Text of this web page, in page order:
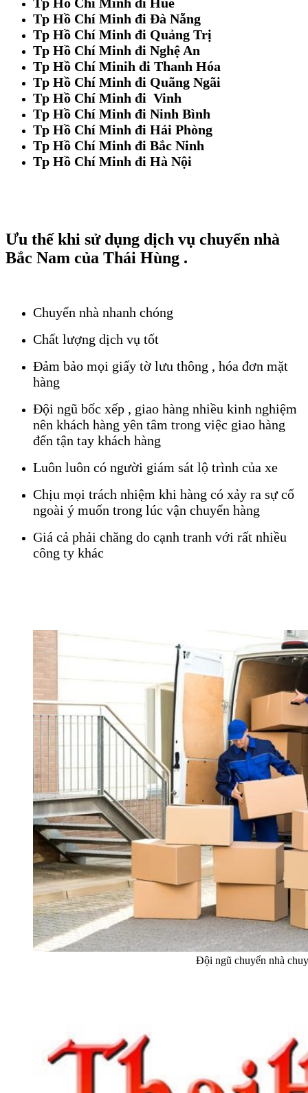
Tp Hồ Chí Minh đi Đà Nẵng
Tp Hồ Chí Minh đi Quảng Trị
Tp Hồ Chí Minh đi Nghệ An
Tp Hồ Chí Minih đi Thanh Hóa
Tp Hồ Chí Minh đi Quãng Ngãi
Tp Hồ Chí Minh đi Vinh
Tp Hồ Chí Minh đi Ninh Bình
Tp Hồ Chí Minh đi Hải Phòng
Tp Hồ Chí Minh đi Bắc Ninh
Tp Hồ Chí Minh đi Hà Nội
Ưu thế khi sử dụng dịch vụ chuyển nhà
Bắc Nam của Thái Hùng .
Chuyển nhà nhanh chóng
Chất lượng dịch vụ tốt
Đảm bảo mọi giấy tờ lưu thông , hóa đơn mặt
hàng
Đội ngũ bốc xếp , giao hàng nhiều kinh nghiệm
nên khách hàng yên tâm trong việc giao hàng
đến tận tay khách hàng
Luôn luôn có người giám sát lộ trình của xe
Chịu mọi trách nhiệm khi hàng có xảy ra sự cố
ngoài ý muốn trong lúc vận chuyển hàng
Giá cả phải chăng do cạnh tranh với rất nhiều
công ty khác
Đội ngũ chuyển nhà